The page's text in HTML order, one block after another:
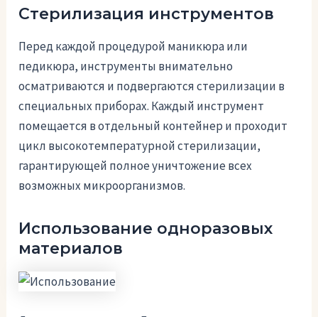
Стерилизация инструментов
Перед каждой процедурой маникюра или
педикюра, инструменты внимательно
осматриваются и подвергаются стерилизации в
специальных приборах. Каждый инструмент
помещается в отдельный контейнер и проходит
цикл высокотемпературной стерилизации,
гарантирующей полное уничтожение всех
возможных микроорганизмов.
Использование одноразовых
материалов